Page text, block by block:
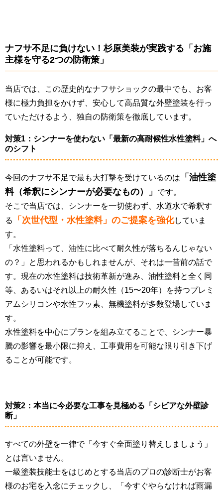
ナフサ不足に負けない！杉原美装が実践する「お施
主様を守る2つの防衛策」
当店では、この歴史的なナフサショックの最中でも、お客
様に極力負担をかけず、安心して高品質な外壁塗装を行っ
ていただけるよう、独自の防衛策を徹底しています。
対策1：シンナーを使わない「最新の高耐候性水性塗料」へ
のシフト
今回のナフサ不足で最も大打撃を受けているのは
「油性塗
料（希釈にシンナーが必要なもの）」
です。
そこで当店では、シンナーを一切使わず、水道水で希釈す
る
「次世代型・水性塗料」のご提案を強化していま
す。
「水性塗料って、油性に比べて耐久性が落ちるんじゃない
の？」と思われるかもしれませんが、それは一昔前の話で
す。現在の水性塗料は技術革新が進み、油性塗料と全く同
等、あるいはそれ以上の耐久性（15〜20年）を持つプレミ
アムシリコンや水性フッ素、無機塗料が多数登場していま
す。
水性塗料を中心にプランを組み立てることで、シンナー暴
騰の影響を最小限に抑え、工事費用を可能な限り引き下げ
ることが可能です。
対策2：本当に今必要な工事を見極める「シビアな外壁診
断」
すべての外壁を一律で「今すぐ全面塗り替えしましょう」
とは言いません。
一級塗装技能士をはじめとする当店のプロの診断士がお客
様のお宅を入念にチェックし、「今すぐやらなければ雨漏